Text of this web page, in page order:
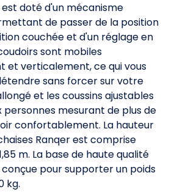
est doté d'un mécanisme
de passer de la position
couchée et d'un réglage en
sont mobiles
et verticalement, ce qui vous
sans forcer sur votre
et les coussins ajustables
mesurant de plus de
confortablement. La hauteur
Ranqer est comprise
m. La base de haute qualité
pour supporter un poids
kg.